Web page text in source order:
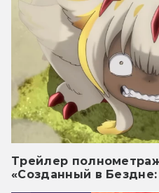
Трейлер
«Созданный в